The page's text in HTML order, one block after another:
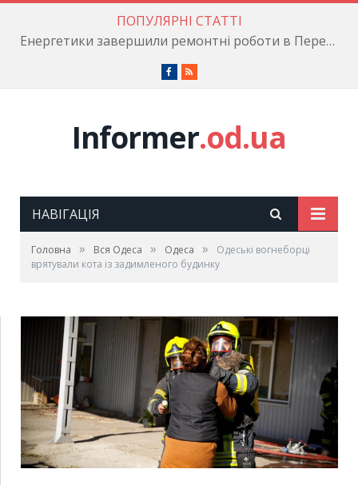
ПОПУЛЯРНІ СТАТТІ
Енергетики завершили ремонтні роботи в Пересипському районі
Facebook
RSS
Informer.od.ua
НАВІГАЦІЯ
Головна » Вся Одеса » Одеса »
Одеські вогнеборці
врятували кота із задимленого будинку